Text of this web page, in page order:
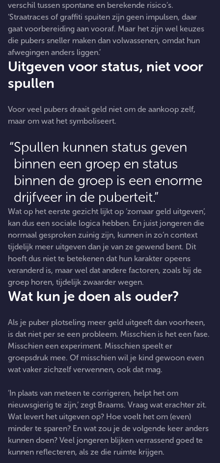
verschil tussen spontane en berekende risico’s.
‘Straatraces of graffiti spuiten zijn geen impulsen, daar
gaat voorbereiding aan vooraf. Maar het zijn wel keuzes
die pubers sneller maken dan volwassenen, omdat hun
afwegingen anders liggen.’
Uitgeven voor status, niet voor
spullen
Voor veel pubers draait geld niet om de aankoop zelf,
maar om wat het symboliseert.
Spullen kunnen status geven
binnen een groep en status
binnen de groep is een enorme
drijfveer in de puberteit.
Wat op het eerste gezicht lijkt op ‘zomaar geld uitgeven’,
kan dus een sociale logica hebben. En juist jongeren die
normaal gesproken zuinig zijn, kunnen in zo’n context
tijdelijk meer uitgeven dan je van ze gewend bent. Dit
hoeft dus niet te betekenen dat hun karakter opeens
veranderd is, maar wel dat andere factoren, zoals bij de
groep horen, tijdelijk zwaarder wegen.
Wat kun je doen als ouder?
Als je puber plotseling meer geld uitgeeft dan voorheen,
is dat niet per se een probleem. Misschien is het een fase.
Misschien een experiment. Misschien speelt er
groepsdruk mee. Of misschien wil je kind gewoon even
wat vaker zichzelf verwennen, ook dat mag.
‘In plaats van meteen te corrigeren, helpt het om
nieuwsgierig te zijn,’ zegt Braams. Vraag wat erachter zit.
Wat levert het uitgeven op? Hoe voelt het om (even)
minder te sparen? En wat zou je de volgende keer anders
kunnen doen? Veel jongeren blijken verrassend goed te
kunnen reflecteren, als ze die ruimte krijgen.